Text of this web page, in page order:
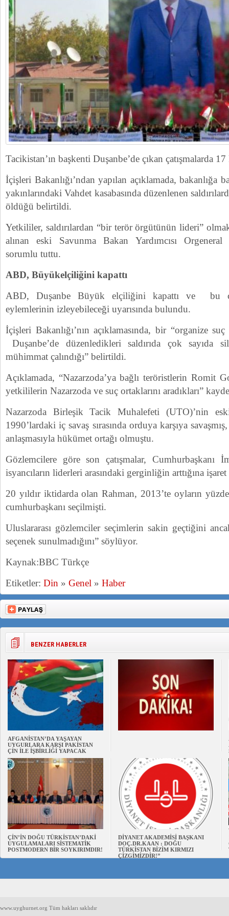
Tacikistan’ın başkenti Duşanbe’de çıkan çatışmalarda
İçişleri Bakanlığı’ndan yapılan açıklamada, bakanlığa
yakınlarındaki Vahdet kasabasında düzenlenen
öldüğü belirtildi.
Yetkililer, saldırılardan “bir terör örgütünün lideri”
alınan eski Savunma Bakan Yardımcısı
sorumlu tuttu.
ABD, Büyükelçiliğini kapattı
ABD, Duşanbe Büyük elçiliğini kapattı ve bu
eylemlerinin izleyebileceği uyarısında bulundu.
İçişleri Bakanlığı’nın açıklamasında, bir “organize
Duşanbe’de düzenledikleri saldırıda çok sayıda
mühimmat çalındığı” belirtildi.
Açıklamada, “Nazarzoda’ya bağlı teröristlerin Romit
yetkililerin Nazarzoda ve suç ortaklarını aradıkları”
Nazarzoda Birleşik Tacik Muhalefeti (UTO)’nin
1990’lardaki iç savaş sırasında orduya karşıya
anlaşmasıyla hükümet ortağı olmuştu.
Gözlemcilere göre son çatışmalar, Cumhurbaşkanı
isyancıların liderleri arasındaki gerginliğin arttığına
20 yıldır iktidarda olan Rahman, 2013’te oyların
cumhurbaşkanı seçilmişti.
Uluslararası gözlemciler seçimlerin sakin geçtiğini
seçenek sunulmadığını” söylüyor.
Kaynak:BBC Türkçe
Etiketler: Din » Genel » Haber
BENZER HABERLER
AFGANİSTAN’DA YAŞAYAN
UYGURLARA KARŞI PAKİSTAN
ÇİN İLE İŞBİRLİĞİ YAPACAK
ÇİN’İN DOĞU TÜRKİSTAN’DAKİ
UYGULAMALARI SİSTEMATİK
POSTMODERN BİR SOYKIRIMDIR!
DİYANET AKADEMİSİ BAŞKANI
DOÇ.DR.KAAN : DOĞU
TÜRKİSTAN BİZİM KIRMIZI
ÇİZGİMİZDİR!”
www.uyghurnet.org Tüm hakları saklıdır